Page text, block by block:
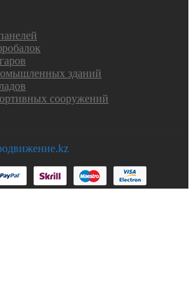
зданий
сооружений